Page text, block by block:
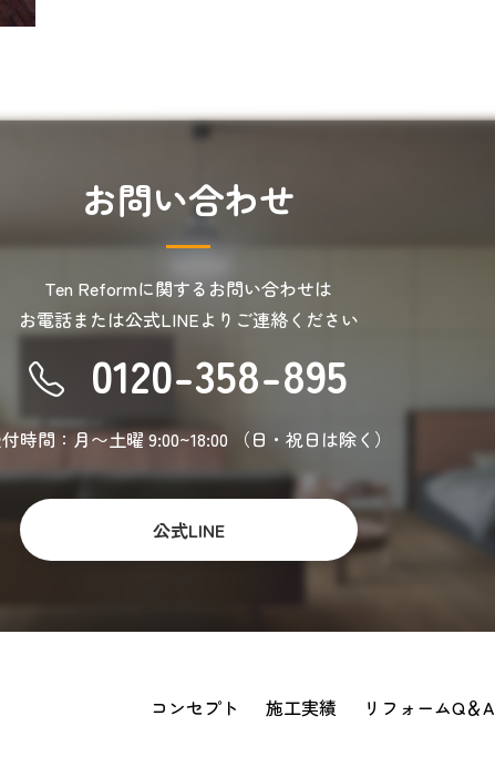
お問い合わせ
Ten Reformに関するお問い合わせは
お電話または公式LINEより ご連絡ください
0120-358-895
時間：月〜土曜 9:00~18:00 （日・祝日は除く）
公式LINE
コンセプト 施工実績 リフォームQ＆A